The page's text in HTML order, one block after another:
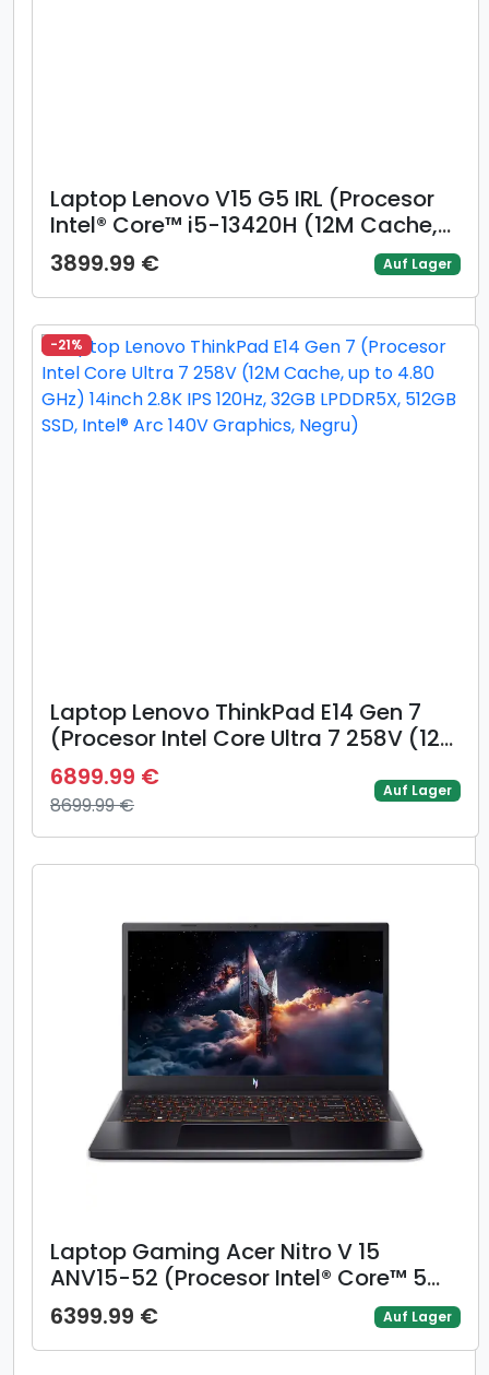
Laptop Lenovo V15 G5 IRL (Procesor
Intel® Core™ i5-13420H (12M Cache,
up to 4.60 GHz), 15.6inch FHD, 8GB,
512GB SSD, Intel® UHD Graphics,
Windows 11 Pro, Negru)
3899.99 € Auf Lager
-21%
Laptop Lenovo ThinkPad E14 Gen 7
(Procesor Intel Core Ultra 7 258V (12M
Cache, up to 4.80 GHz) 14inch 2.8K
IPS 120Hz, 32GB LPDDR5X, 512GB SSD,
Intel® Arc 140V Graphics, Negru)
6899.99 €
8699.99 €
Auf Lager
Laptop Gaming Acer Nitro V 15
ANV15-52 (Procesor Intel® Core™ 5
210H (12M Cache, up to 4.80 GHz),
15.6inch FHD 165Hz, 16GB, 512GB SSD,
GeForce RTX 4050 @8GB, Linux,
6399.99 € Auf Lager